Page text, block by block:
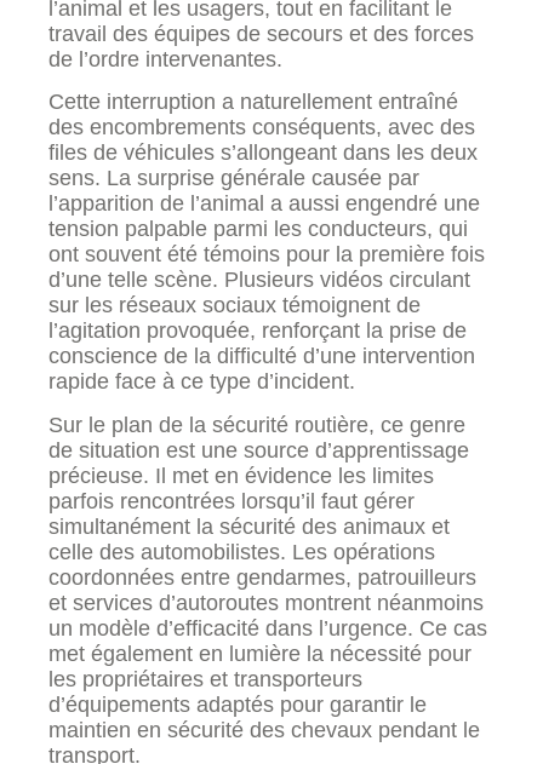
l’animal et les usagers, tout en facilitant le
travail des équipes de secours et des forces
de l’ordre intervenantes.
Cette interruption a naturellement entraîné
des encombrements conséquents, avec des
files de véhicules s’allongeant dans les deux
sens. La surprise générale causée par
l’apparition de l’animal a aussi engendré une
tension palpable parmi les conducteurs, qui
ont souvent été témoins pour la première fois
d’une telle scène. Plusieurs vidéos circulant
sur les réseaux sociaux témoignent de
l’agitation provoquée, renforçant la prise de
conscience de la difficulté d’une intervention
rapide face à ce type d’incident.
Sur le plan de la sécurité routière, ce genre
de situation est une source d’apprentissage
précieuse. Il met en évidence les limites
parfois rencontrées lorsqu’il faut gérer
simultanément la sécurité des animaux et
celle des automobilistes. Les opérations
coordonnées entre gendarmes, patrouilleurs
et services d’autoroutes montrent néanmoins
un modèle d’efficacité dans l’urgence. Ce cas
met également en lumière la nécessité pour
les propriétaires et transporteurs
d’équipements adaptés pour garantir le
maintien en sécurité des chevaux pendant le
transport.